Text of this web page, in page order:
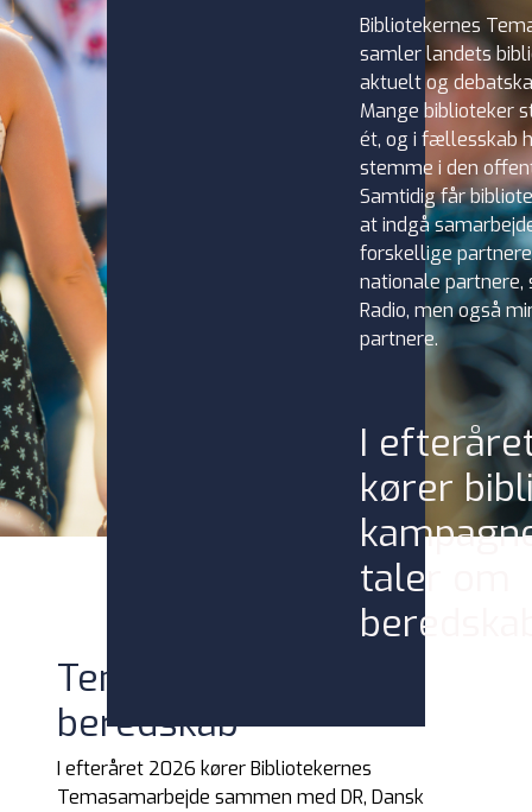
Bibliotekernes
samler landets
aktuelt og
Mange biblioteker
ét, og i fællesskab
stemme i den
Samtidig får
at indgå
forskellige
nationale partnere,
Radio, men også
partnere.
I
kører
taler om
Tema 23: Vi taler om
beredskab
I efteråret 2026 kører Bibliotekernes
Temasamarbejde sammen med DR, Dansk